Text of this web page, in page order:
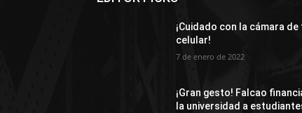
¡Cuidado con la cámara de
celular!
7 de enero de 2022
¡Gran gesto! Falcao
la universidad a